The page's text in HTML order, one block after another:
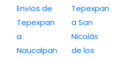
Envíos de
Tepexpan
a
Naucalpan
Tepexpan
a San
Nicolás
de los